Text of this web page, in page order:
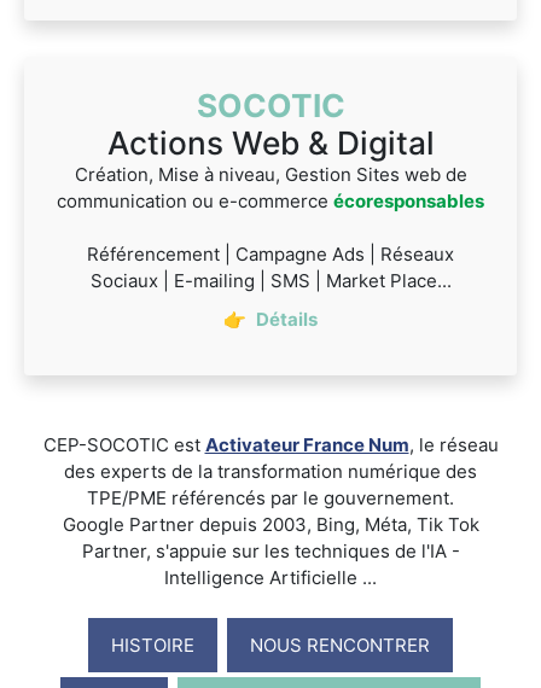
SOCOTIC
Actions Web & Digital
Création, Mise à niveau, Gestion Sites web de
communication ou e-commerce écoresponsables
Référencement | Campagne Ads | Réseaux
Sociaux | E-mailing | SMS | Market Place...
👉 Détails
CEP-SOCOTIC est Activateur France Num, le réseau
des experts de la transformation numérique des
TPE/PME référencés par le gouvernement.
Google Partner depuis 2003, Bing, Méta, Tik Tok
Partner, s'appuie sur les techniques de l'IA -
Intelligence Artificielle ...
HISTOIRE NOUS RENCONTRER